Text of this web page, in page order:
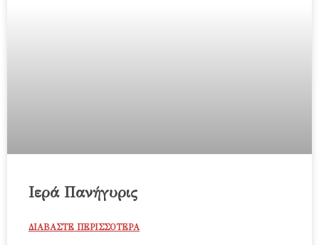
Ιερά Πανήγυρις
ΔΙΑΒΑΣΤΕ ΠΕΡΙΣΣΟΤΕΡΑ